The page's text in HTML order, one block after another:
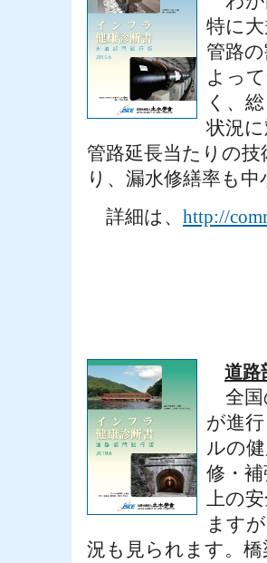
特に
管路
よっ
く、
状況
管路延長当たりの
り、漏水修繕率も
詳細は、 http://
道路
全
が進
ルの
修・
上の
ます
況も見られます。